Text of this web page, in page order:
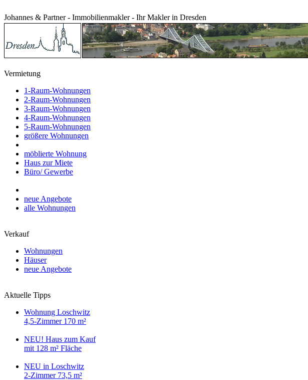
Johannes & Partner - Immobilienmakler - Ihr Makler in Dresden
Vermietung
1-Raum-Wohnungen
2-Raum-Wohnungen
3-Raum-Wohnungen
4-Raum-Wohnungen
5-Raum-Wohnungen
größere Wohnungen
möblierte Wohnung
Haus zur Miete
Büro/ Gewerbe
neue Angebote
alle Wohnungen
Verkauf
Wohnungen
Häuser
neue Angebote
Aktuelle Tipps
Wohnung Loschwitz
4,5-Zimmer 170 m²
NEU! Haus zum Kauf
mit 128 m² Fläche
NEU in Loschwitz
2-Zimmer 73,5 m²